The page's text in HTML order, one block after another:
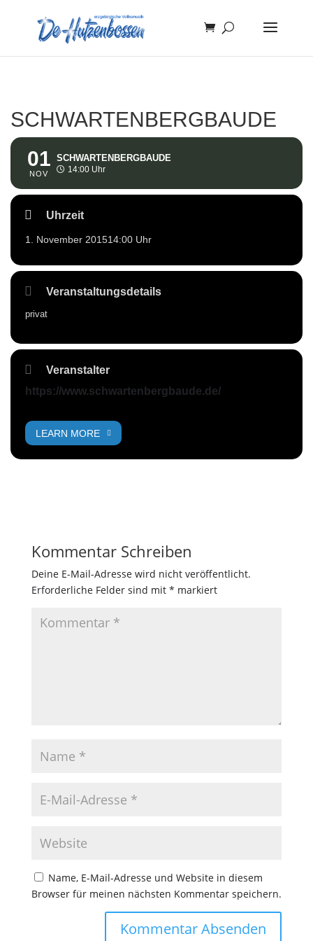
SCHWARTENBERGBAUDE
01
NOV
SCHWARTENBERGBAUDE
14:00 Uhr
Uhrzeit
1. November 201514:00 Uhr
Veranstaltungsdetails
privat
Veranstalter
https://www.schwartenbergbaude.de/
LEARN MORE
Kommentar Schreiben
Deine E-Mail-Adresse wird nicht veröffentlicht.
Erforderliche Felder sind mit * markiert
Name, E-Mail-Adresse und Website in diesem
Browser für meinen nächsten Kommentar speichern.